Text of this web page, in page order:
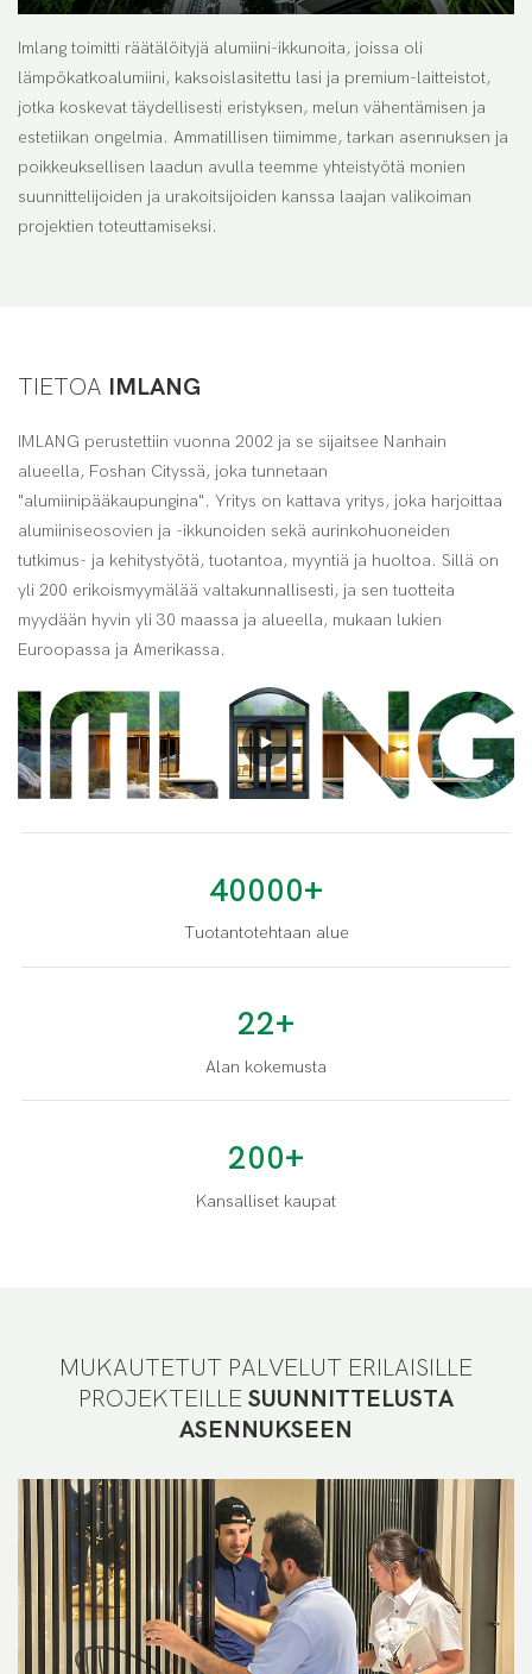
Projects
Imlang toimitti räätälöityjä alumiini-ikkunoita, joissa oli
lämpökatkoalumiini, kaksoislasitettu lasi ja premium-laitteistot,
jotka koskevat täydellisesti eristyksen, melun vähentämisen ja
estetiikan ongelmia. Ammatillisen tiimimme, tarkan asennuksen ja
poikkeuksellisen laadun avulla teemme yhteistyötä monien
suunnittelijoiden ja urakoitsijoiden kanssa laajan valikoiman
projektien toteuttamiseksi.
TIETOA IMLANG
IMLANG perustettiin vuonna 2002 ja se sijaitsee Nanhain
alueella, Foshan Cityssä, joka tunnetaan
"alumiinipääkaupungina". Yritys on kattava yritys, joka harjoittaa
alumiiniseosovien ja -ikkunoiden sekä aurinkohuoneiden
tutkimus- ja kehitystyötä, tuotantoa, myyntiä ja huoltoa. Sillä on
yli 200 erikoismyymälää valtakunnallisesti, ja sen tuotteita
myydään hyvin yli 30 maassa ja alueella, mukaan lukien
Euroopassa ja Amerikassa.
40000+
Tuotantotehtaan alue
22+
Alan kokemusta
200+
Kansalliset kaupat
MUKAUTETUT PALVELUT ERILAISILLE
PROJEKTEILLE SUUNNITTELUSTA
ASENNUKSEEN